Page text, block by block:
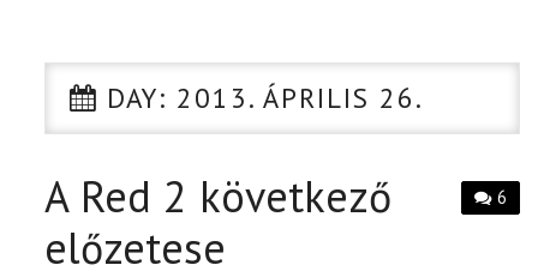
CIKK
PÓLÓ RENDELÉS
DAY: 2013. ÁPRILIS 26.
6
A Red 2 következő
előzetese